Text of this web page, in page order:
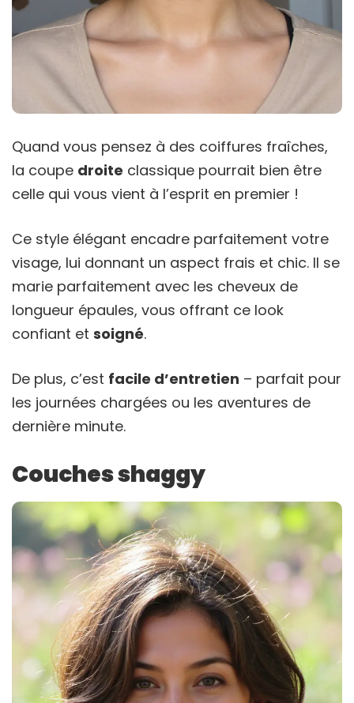
Quand vous pensez à des coiffures fraîches,
la coupe droite classique pourrait bien être
celle qui vous vient à l’esprit en premier !
Ce style élégant encadre parfaitement votre
visage, lui donnant un aspect frais et chic. Il se
marie parfaitement avec les cheveux de
longueur épaules, vous offrant ce look
confiant et soigné.
De plus, c’est facile d’entretien – parfait pour
les journées chargées ou les aventures de
dernière minute.
Couches shaggy